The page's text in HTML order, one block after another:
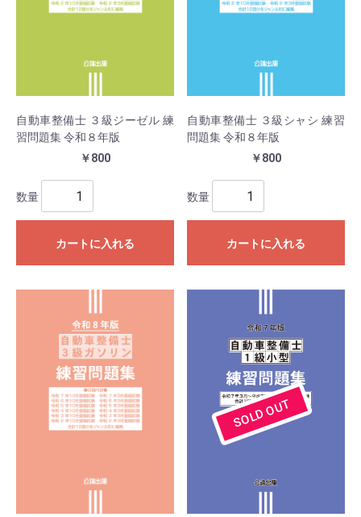
自動車整備士 ３級ジーゼル 練
習問題集 令和８年版
￥800
数量
カートに入れる
自動車整備士 ３級シャシ 練習
問題集 令和８年版
￥800
数量
カートに入れる
SOLD OUT